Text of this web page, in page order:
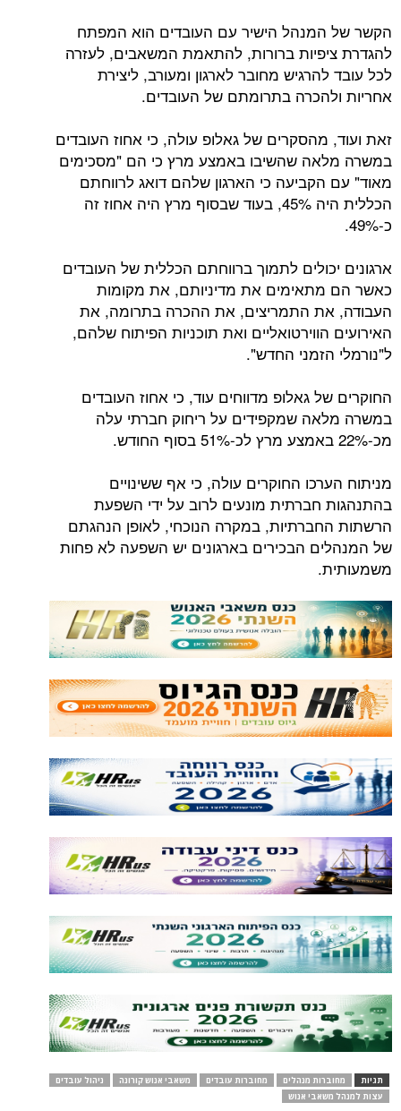
הקשר של המנהל הישיר עם העובדים הוא המפתח
להגדרת ציפיות ברורות, להתאמת המשאבים, לעזרה
לכל עובד להרגיש מחובר לארגון ומעורב, ליצירת
אחריות ולהכרה בתרומתם של העובדים.
זאת ועוד, מהסקרים של גאלופ עולה, כי אחוז העובדים
במשרה מלאה שהשיבו באמצע מרץ כי הם "מסכימים
מאוד" עם הקביעה כי הארגון שלהם דואג לרווחתם
הכללית היה 45%, בעוד שבסוף מרץ היה אחוז זה
כ-49%.
ארגונים יכולים לתמוך ברווחתם הכללית של העובדים
כאשר הם מתאימים את מדיניותם, את מקומות
העבודה, את התמריצים, את ההכרה בתרומה, את
האירועים הווירטואליים ואת תוכניות הפיתוח שלהם,
ל"נורמלי הזמני החדש".
החוקרים של גאלופ מדווחים עוד, כי אחוז העובדים
במשרה מלאה שמקפידים על ריחוק חברתי עלה
מכ-22% באמצע מרץ לכ-51% בסוף החודש.
מניתוח הערכו החוקרים עולה, כי אף ששינויים
בהתנהגות חברתית מונעים לרוב על ידי השפעת
הרשתות החברתיות, במקרה הנוכחי, לאופן הנהגתם
של המנהלים הבכירים בארגונים יש השפעה לא פחות
משמעותית.
תגיות מחוברות מנהלים מחוברות עובדים משאבי אנוש קורונה
ניהול עובדים
עצות למנהל משאבי אנוש